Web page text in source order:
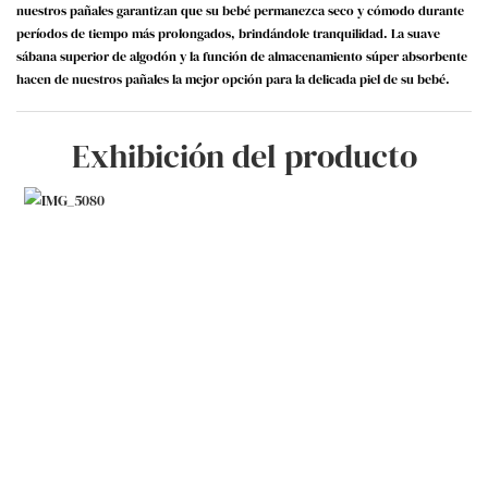
nuestros pañales garantizan que su bebé permanezca seco y cómodo durante
períodos de tiempo más prolongados, brindándole tranquilidad. La suave
sábana superior de algodón y la función de almacenamiento súper absorbente
hacen de nuestros pañales la mejor opción para la delicada piel de su bebé.
Exhibición del producto